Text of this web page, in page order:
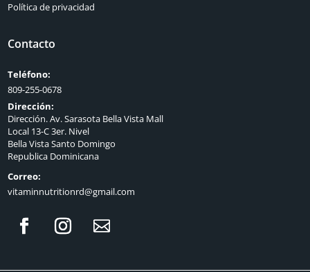
Política de privacidad
Contacto
Teléfono:
809-255-0678
Dirección:
Dirección. Av. Sarasota Bella Vista Mall
Local 13-C 3er. Nivel
Bella Vista Santo Domingo
Republica Dominicana
Correo:
vitaminnutritionrd@gmail.com